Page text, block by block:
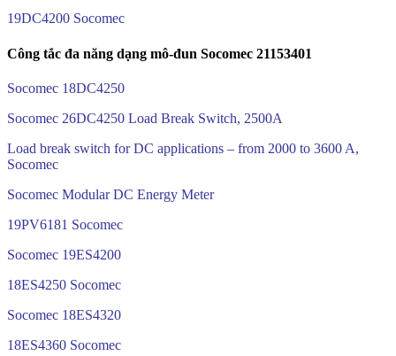
19DC4200 Socomec
Công tắc đa năng dạng mô-đun Socomec 21153401
Socomec 18DC4250
Socomec 26DC4250 Load Break Switch, 2500A
Load break switch for DC applications – from 2000 to 3600 A,
Socomec
Socomec Modular DC Energy Meter
19PV6181 Socomec
Socomec 19ES4200
18ES4250 Socomec
Socomec 18ES4320
18ES4360 Socomec